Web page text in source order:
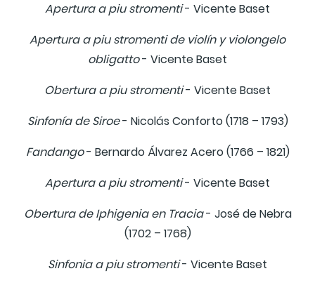
Apertura a piu stromenti- Vicente Baset
Apertura a piu stromenti de violín y violongelo
obligatto- Vicente Baset
Obertura a piu stromenti- Vicente Baset
Sinfonía de Siroe- Nicolás Conforto (1718 – 1793)
Fandango- Bernardo Álvarez Acero (1766 – 1821)
Apertura a piu stromenti- Vicente Baset
Obertura de Iphigenia en Tracia- José de Nebra
(1702 – 1768)
Sinfonia a piu stromenti- Vicente Baset